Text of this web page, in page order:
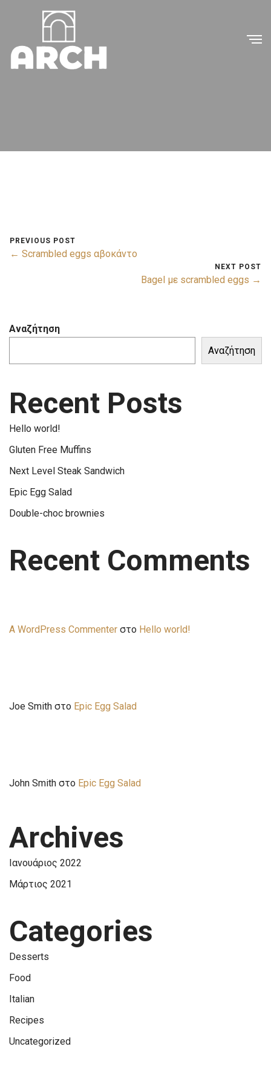
PREVIOUS POST
← Scrambled eggs αβοκάντο
NEXT POST
Bagel με scrambled eggs →
Αναζήτηση
Αναζήτηση
Recent Posts
Hello world!
Gluten Free Muffins
Next Level Steak Sandwich
Epic Egg Salad
Double-choc brownies
Recent Comments
A WordPress Commenter στο Hello world!
Joe Smith στο Epic Egg Salad
John Smith στο Epic Egg Salad
Archives
Ιανουάριος 2022
Μάρτιος 2021
Categories
Desserts
Food
Italian
Recipes
Uncategorized